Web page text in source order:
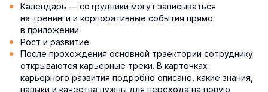
Календарь — сотрудники могут записываться
на тренинги и корпоративные события прямо
в приложении.
Рост и развитие
После прохождения основной траектории сотруднику
открываются карьерные треки. В карточках
карьерного развития подробно описано, какие знания,
навыки и качества нужны для перехода на новую